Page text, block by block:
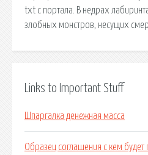
txt с портала. В недрах
злобных монстров, несущих
Links to Important Stuff
Шпаргалка денежная масса
Образец соглашения с кем